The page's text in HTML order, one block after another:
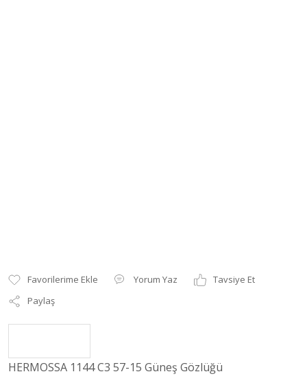
Yorum Yaz
Tavsiye Et
Paylaş
HERMOSSA 1144 C3 57-15 Güneş Gözlüğü